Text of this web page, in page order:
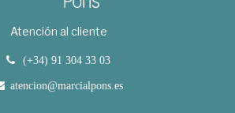
Atención al cliente
(+34) 91 304 33 03
atencion@marcialpons.es